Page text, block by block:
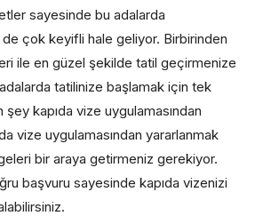
sayesinde bu adalarda
çok keyifli hale geliyor. Birbirinden
ile en güzel şekilde tatil geçirmenize
tatilinize başlamak için tek
şey kapıda vize uygulamasından
vize uygulamasından yararlanmak
bir araya getirmeniz gerekiyor.
başvuru sayesinde kapıda vizenizi